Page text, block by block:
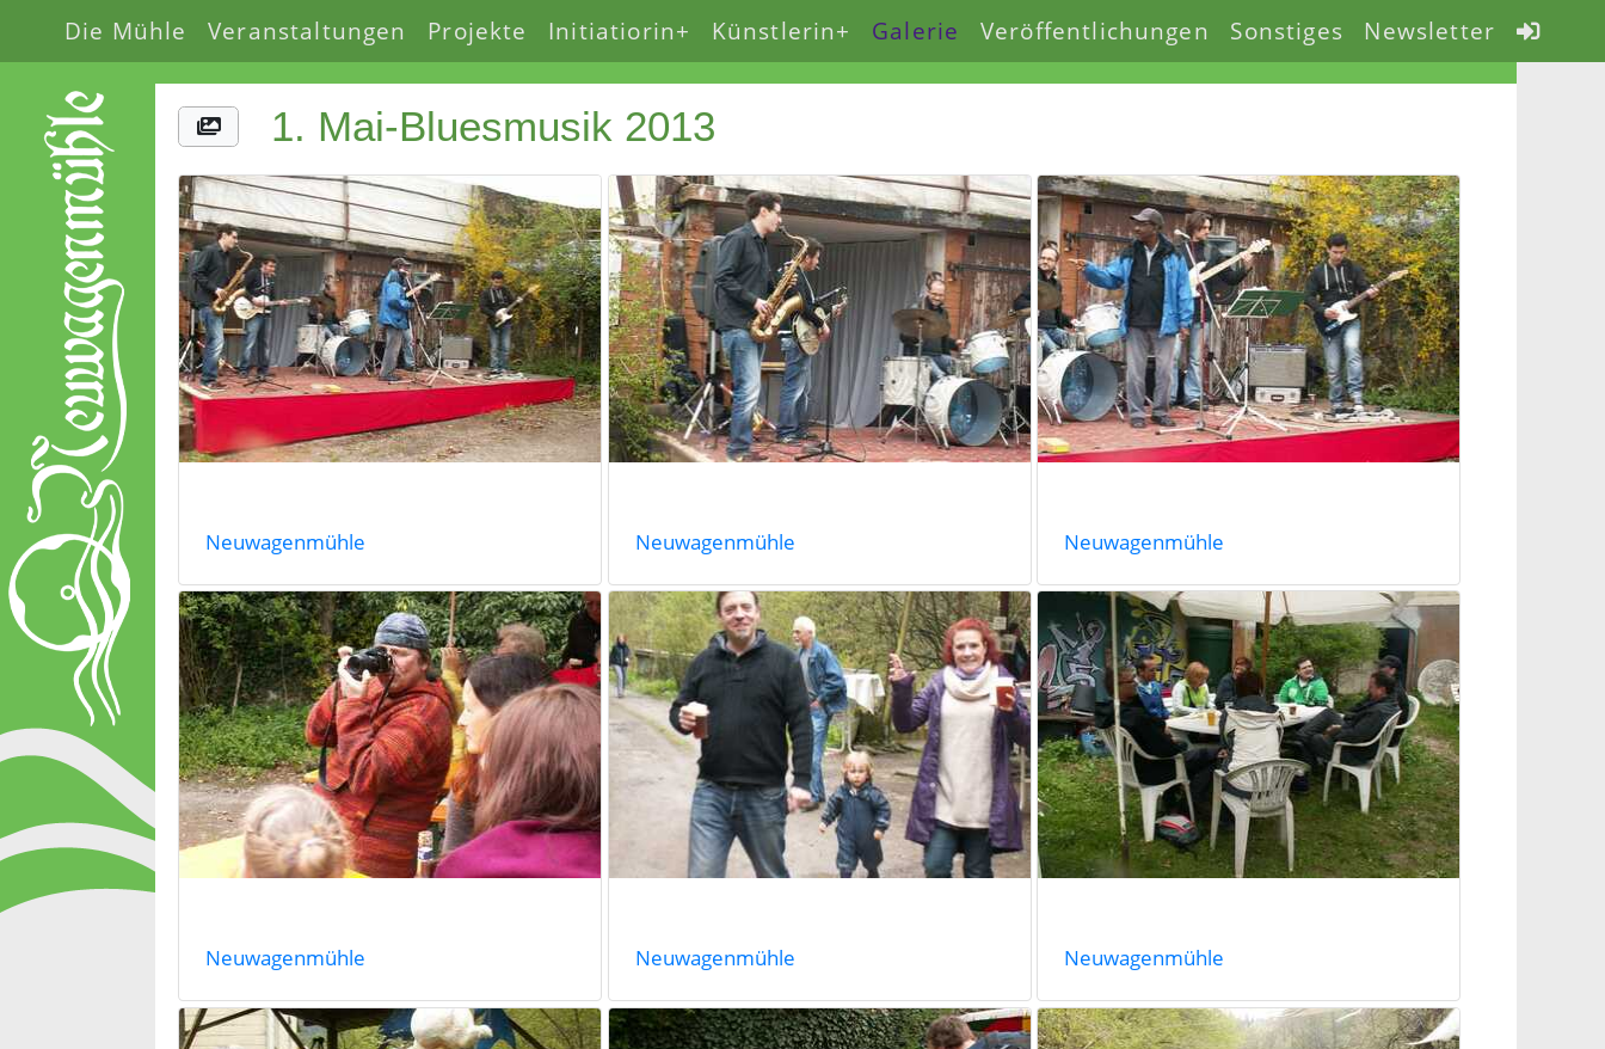
Die Mühle Veranstaltungen Projekte Initiatiorin+ Künstlerin+ Galerie Veröffentlichungen Sonstiges Newsletter
1. Mai-Bluesmusik 2013
Neuwagenmühle Neuwagenmühle Neuwagenmühle
Neuwagenmühle Neuwagenmühle Neuwagenmühle